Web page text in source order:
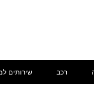
רכב שירותים